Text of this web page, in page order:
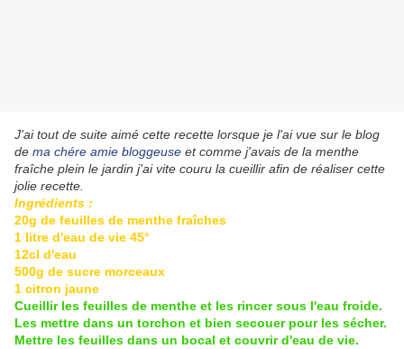
J'ai tout de suite aimé cette recette lorsque je l'ai vue sur le blog
de ma chére amie bloggeuse et comme j'avais de la menthe
fraîche plein le jardin j'ai vite couru la cueillir afin de réaliser cette
jolie recette.
Ingrédients :
20g de feuilles de menthe fraîches
1 litre d'eau de vie 45°
12cl d'eau
500g de sucre morceaux
1 citron jaune
Cueillir les feuilles de menthe et les rincer sous l'eau froide.
Les mettre dans un torchon et bien secouer pour les sécher.
Mettre les feuilles dans un bocal et couvrir d'eau de vie.